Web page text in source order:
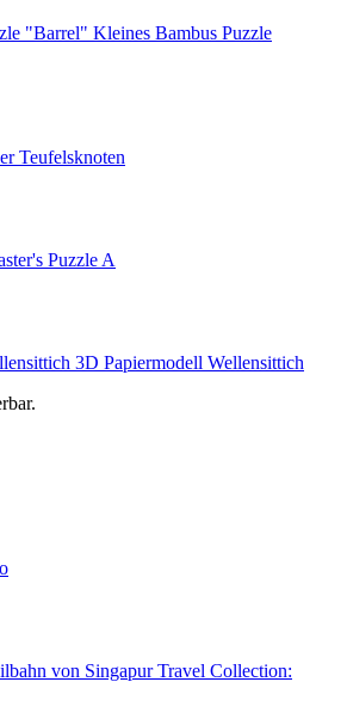
Kleines Bambus Puzzle
Teufelsknoten
Puzzle A
3D Papiermodell Wellensittich
Travel Collection: